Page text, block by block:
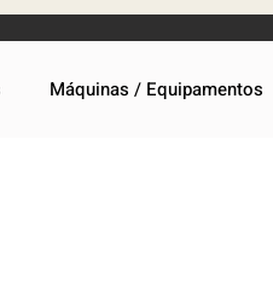
Máquinas / Equipamentos